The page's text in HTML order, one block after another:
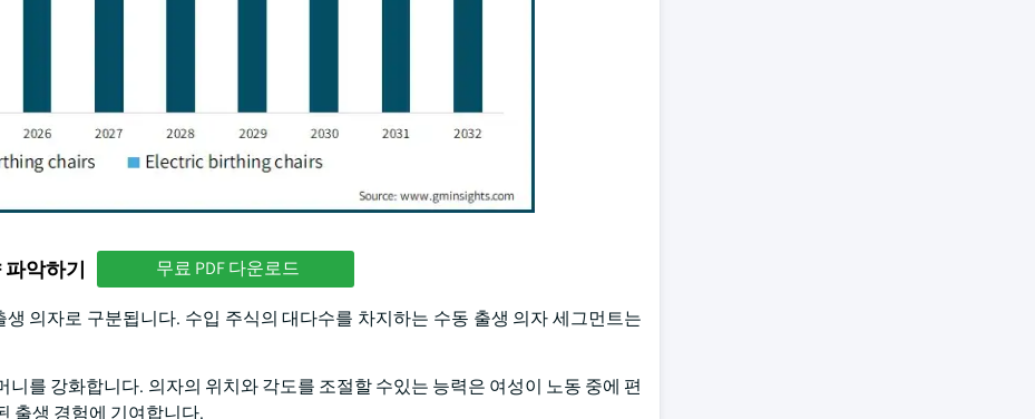
악하기 무료 PDF 다운로드
의자로 구분됩니다. 수입 주식의 대다수를 차지하는 수동 출생 의자 세그먼트는
를 강화합니다. 의자의 위치와 각도를 조절할 수있는 능력은 여성이 노동 중에 편
출생 경험에 기여합니다.